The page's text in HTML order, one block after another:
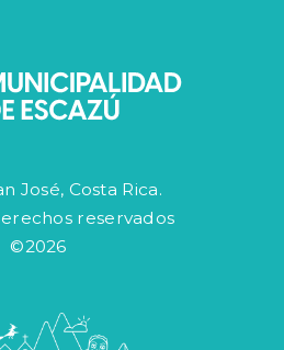
José, Costa Rica.
reservados
©2026